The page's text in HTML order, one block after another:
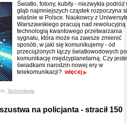
Światło, fotony, kubity - niezwykła podróż
głąb najmniejszych cząstek rozpoczyna
właśnie w Polsce. Naukowcy z
Warszawskiego pracują nad rewolucyjną
technologią kwantowego przetwarzania
sygnału, która może na zawsze zmienić
sposób, w jaki się komunikujemy - od
przeciążonych łączy światłowodowych po
komunikację międzyplanetarną. Czy
świadkami narodzin nowej ery w
telekomunikacji? więcej
Technologie
na policjanta - stracił 150